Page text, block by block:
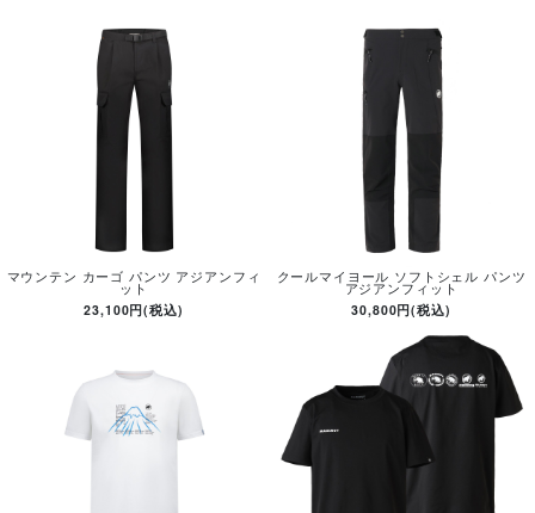
マウンテン カーゴ パンツ アジアンフィ
ット
23,100円(税込)
クールマイヨール ソフトシェル パンツ
アジアンフィット
30,800円(税込)